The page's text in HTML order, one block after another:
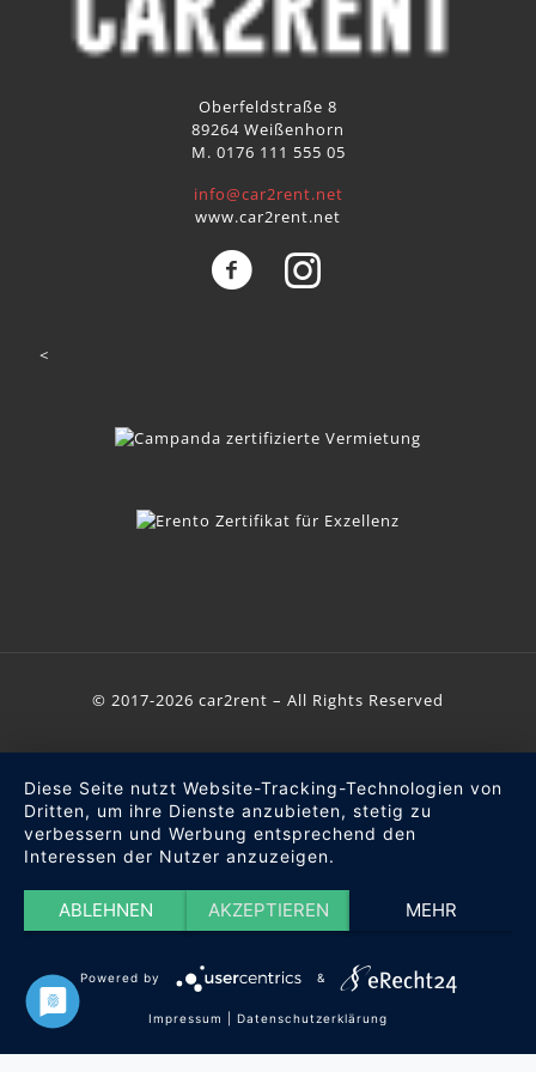
Oberfeldstraße 8
89264 Weißenhorn
M. 0176 111 555 05
info@car2rent.net
www.car2rent.net
<
© 2017-2026 car2rent – All Rights Reserved
Diese Seite nutzt Website-Tracking-Technologien von
Dritten, um ihre Dienste anzubieten, stetig zu
verbessern und Werbung entsprechend den
Interessen der Nutzer anzuzeigen.
ABLEHNEN AKZEPTIEREN MEHR
Powered by &
Impressum Datenschutzerklärung